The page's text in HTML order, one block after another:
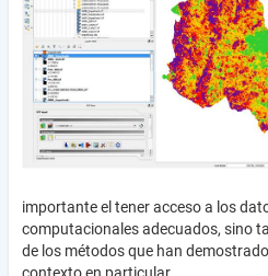
importante el tener acceso a los
computacionales adecuados, sino
de los métodos que han